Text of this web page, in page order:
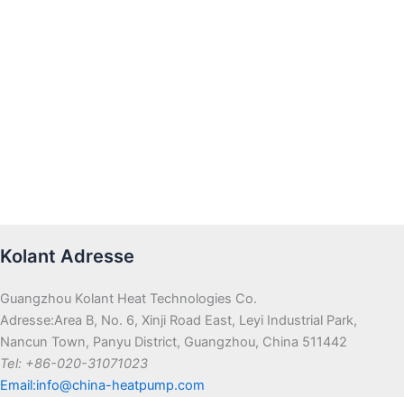
Kolant Adresse
Guangzhou Kolant Heat Technologies Co.
Adresse:Area B, No. 6, Xinji Road East, Leyi Industrial Park,
Nancun Town, Panyu District, Guangzhou, China 511442
Tel: +86-020-31071023
Email:info@china-heatpump.com